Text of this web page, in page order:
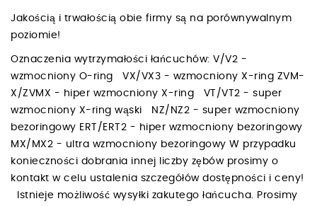
Jakością i trwałością obie firmy są na porównywalnym
poziomie!
Oznaczenia wytrzymałości łańcuchów: V/V2 -
wzmocniony O-ring VX/VX3 - wzmocniony X-ring ZVM-
X/ZVMX - hiper wzmocniony X-ring VT/VT2 - super
wzmocniony X-ring wąski NZ/NZ2 - super wzmocniony
bezoringowy ERT/ERT2 - hiper wzmocniony bezoringowy
MX/MX2 - ultra wzmocniony bezoringowy W przypadku
konieczności dobrania innej liczby zębów prosimy o
kontakt w celu ustalenia szczegółów dostępności i ceny!
Istnieje możliwość wysyłki zakutego łańcucha. Prosimy